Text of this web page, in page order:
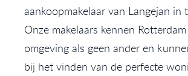
aankoopmakelaar van Langejan in
Onze makelaars kennen
omgeving als geen ander en
bij het vinden van de perfecte